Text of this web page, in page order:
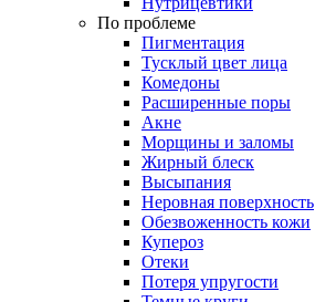
По проблеме
Пигментация
Тусклый цвет лица
Комедоны
Расширенные поры
Акне
Морщины и заломы
Жирный блеск
Высыпания
Неровная поверхность
Обезвоженность кожи
Купероз
Отеки
Потеря упругости